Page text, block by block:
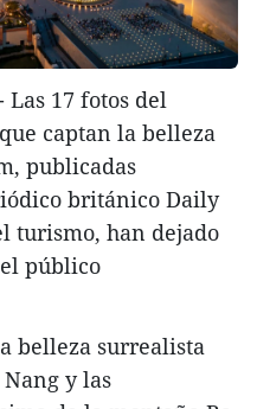
Las 17 fotos del
captan la belleza
publicadas
británico Daily
turismo, han dejado
público
belleza surrealista
y las